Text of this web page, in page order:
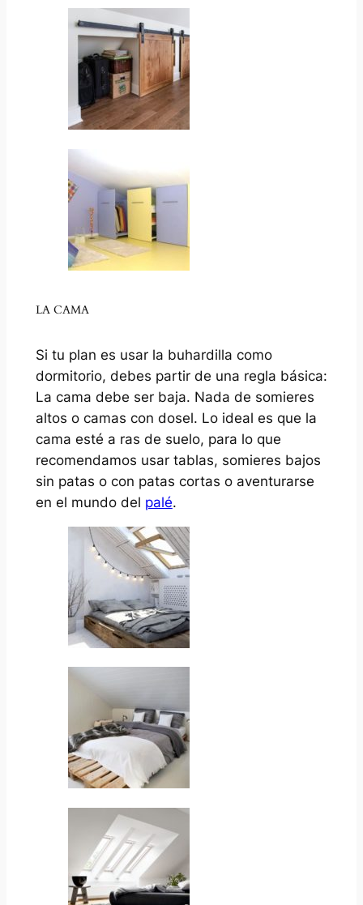
LA CAMA
Si tu plan es usar la buhardilla como
dormitorio, debes partir de una regla básica:
La cama debe ser baja. Nada de somieres
altos o camas con dosel. Lo ideal es que la
cama esté a ras de suelo, para lo que
recomendamos usar tablas, somieres bajos
sin patas o con patas cortas o aventurarse
en el mundo del palé.